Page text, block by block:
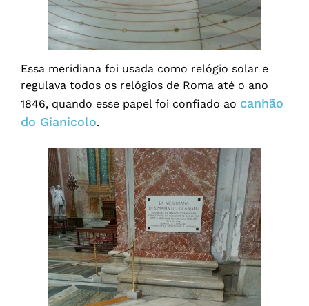
Essa meridiana foi usada como relógio solar e
regulava todos os relógios de Roma até o ano
1846, quando esse papel foi confiado ao canhão
do Gianicolo.